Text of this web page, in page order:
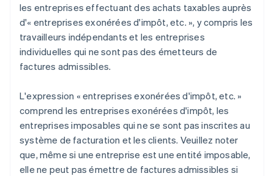
les entreprises effectuant des achats taxables auprès
d'« entreprises exonérées d'impôt, etc. », y compris les
travailleurs indépendants et les entreprises
individuelles qui ne sont pas des émetteurs de
factures admissibles.
L'expression « entreprises exonérées d'impôt, etc. »
comprend les entreprises exonérées d'impôt, les
entreprises imposables qui ne se sont pas inscrites au
système de facturation et les clients. Veuillez noter
que, même si une entreprise est une entité imposable,
elle ne peut pas émettre de factures admissibles si